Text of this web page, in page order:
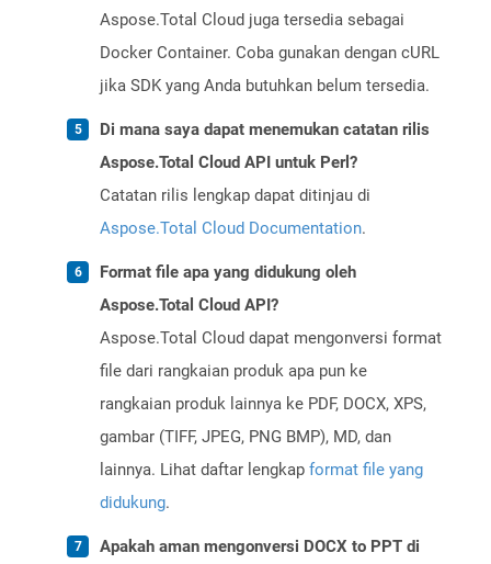
Aspose.Total Cloud juga tersedia sebagai
Docker Container. Coba gunakan dengan cURL
jika SDK yang Anda butuhkan belum tersedia.
Di mana saya dapat menemukan catatan rilis
Aspose.Total Cloud API untuk Perl?
Catatan rilis lengkap dapat ditinjau di
Aspose.Total Cloud Documentation.
Format file apa yang didukung oleh
Aspose.Total Cloud API?
Aspose.Total Cloud dapat mengonversi format
file dari rangkaian produk apa pun ke
rangkaian produk lainnya ke PDF, DOCX, XPS,
gambar (TIFF, JPEG, PNG BMP), MD, dan
lainnya. Lihat daftar lengkap format file yang
didukung.
Apakah aman mengonversi DOCX to PPT di